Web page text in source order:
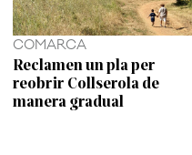
COMARCA
Reclamen un pla per
reobrir Collserola de
manera gradual